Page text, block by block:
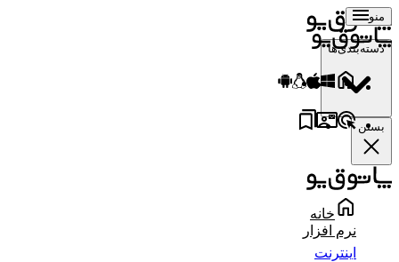
منو
دسته‌بندی‌ها
بستن
خانه
نرم افزار
اینترنت